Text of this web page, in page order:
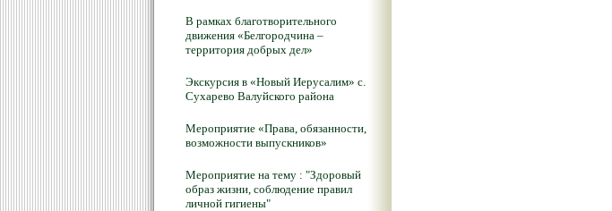
В рамках благотворительного
движения «Белгородчина –
территория добрых дел»
Экскурсия в «Новый Иерусалим» с.
Сухарево Валуйского района
Мероприятие «Права, обязанности,
возможности выпускников»
Мероприятие на тему : "Здоровый
образ жизни, соблюдение правил
личной гигиены"